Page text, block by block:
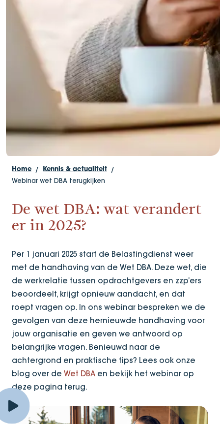
Home Kennis & actualiteit
Webinar wet DBA terugkijken
De wet DBA: wat verandert
er in 2025?
Per 1 januari 2025 start de Belastingdienst weer
met de handhaving van de Wet DBA. Deze wet, die
de werkrelatie tussen opdrachtgevers en zzp’ers
beoordeelt, krijgt opnieuw aandacht, en dat
roept vragen op. In ons webinar bespreken we de
gevolgen van deze hernieuwde handhaving voor
jouw organisatie en geven we antwoord op
belangrijke vragen. Benieuwd naar de
achtergrond en praktische tips? Lees ook onze
blog over de Wet DBA en bekijk het webinar op
deze pagina terug.